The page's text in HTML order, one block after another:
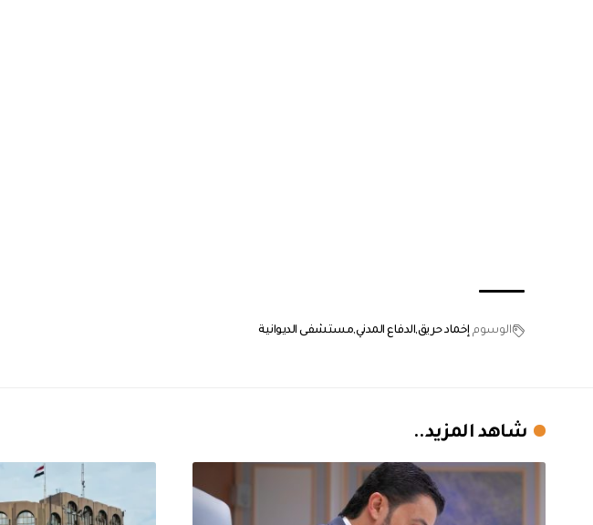
الوسوم إخماد حريق الدفاع المدني مستشفى الديوانية
شاهد المزيد..